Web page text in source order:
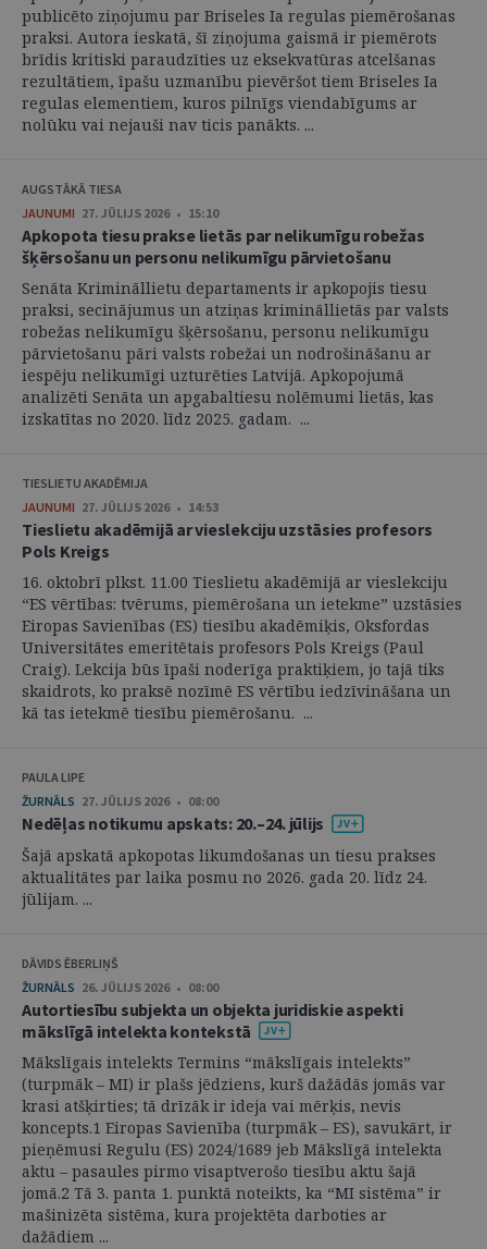
publicēto ziņojumu par Briseles Ia regulas piemērošanas
praksi. Autora ieskatā, šī ziņojuma gaismā ir piemērots
brīdis kritiski paraudzīties uz eksekvatūras atcelšanas
rezultātiem, īpašu uzmanību pievēršot tiem Briseles Ia
regulas elementiem, kuros pilnīgs viendabīgums ar
nolūku vai nejauši nav ticis panākts. ...
AUGSTĀKĀ TIESA
JAUNUMI 27. JŪLIJS 2026 • 15:10
Apkopota tiesu prakse lietās par nelikumīgu robežas
šķērsošanu un personu nelikumīgu pārvietošanu
Senāta Krimināllietu departaments ir apkopojis tiesu
praksi, secinājumus un atziņas krimināllietās par valsts
robežas nelikumīgu šķērsošanu, personu nelikumīgu
pārvietošanu pāri valsts robežai un nodrošināšanu ar
iespēju nelikumīgi uzturēties Latvijā. Apkopojumā
analizēti Senāta un apgabaltiesu nolēmumi lietās, kas
izskatītas no 2020. līdz 2025. gadam. ...
TIESLIETU AKADĒMIJA
JAUNUMI 27. JŪLIJS 2026 • 14:53
Tieslietu akadēmijā ar vieslekciju uzstāsies profesors
Pols Kreigs
16. oktobrī plkst. 11.00 Tieslietu akadēmijā ar vieslekciju
“ES vērtības: tvērums, piemērošana un ietekme” uzstāsies
Eiropas Savienības (ES) tiesību akadēmiķis, Oksfordas
Universitātes emeritētais profesors Pols Kreigs (Paul
Craig). Lekcija būs īpaši noderīga praktiķiem, jo tajā tiks
skaidrots, ko praksē nozīmē ES vērtību iedzīvināšana un
kā tas ietekmē tiesību piemērošanu. ...
PAULA LIPE
ŽURNĀLS 27. JŪLIJS 2026 • 08:00
Nedēļas notikumu apskats: 20.–24. jūlijs
Šajā apskatā apkopotas likumdošanas un tiesu prakses
aktualitātes par laika posmu no 2026. gada 20. līdz 24.
jūlijam. ...
DĀVIDS ĒBERLIŅŠ
ŽURNĀLS 26. JŪLIJS 2026 • 08:00
Autortiesību subjekta un objekta juridiskie aspekti
mākslīgā intelekta kontekstā
Mākslīgais intelekts Termins “mākslīgais intelekts”
(turpmāk – MI) ir plašs jēdziens, kurš dažādās jomās var
krasi atšķirties; tā drīzāk ir ideja vai mērķis, nevis
koncepts.1 Eiropas Savienība (turpmāk – ES), savukārt, ir
pieņēmusi Regulu (ES) 2024/1689 jeb Mākslīgā intelekta
aktu – pasaules pirmo visaptverošo tiesību aktu šajā
jomā.2 Tā 3. panta 1. punktā noteikts, ka “MI sistēma” ir
mašinizēta sistēma, kura projektēta darboties ar
dažādiem ...